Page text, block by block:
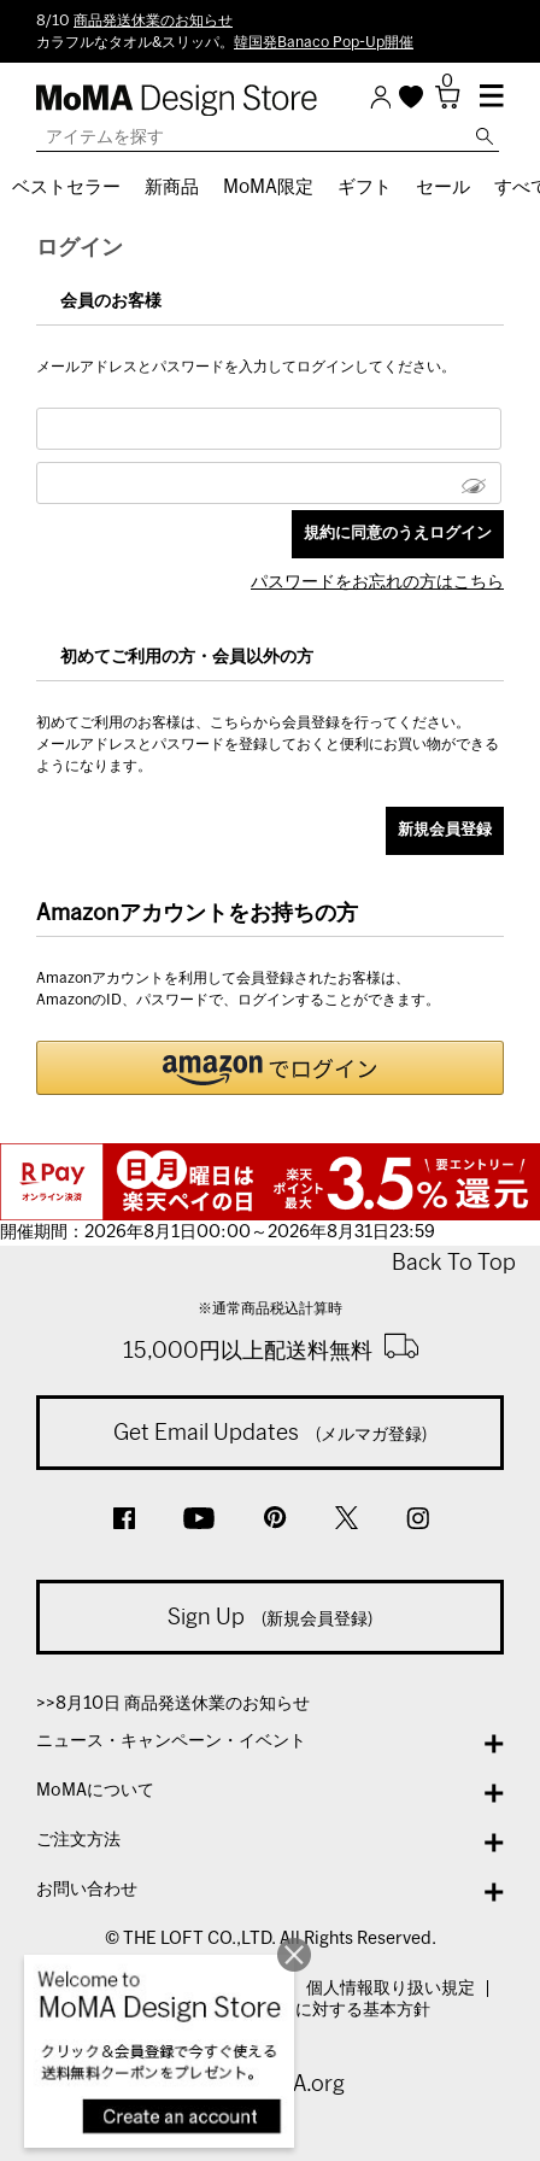
8/10 商品発送休業のお知らせ
カラフルなタオル&スリッパ。 韓国発Banaco Pop-Up開催
0
ベストセラー 新商品 MoMA限定 ギフト セール すべ
ログイン
会員のお客様
メールアドレスとパスワードを入力してログインしてください。
パスワードをお忘れの方はこちら
初めてご利用の方・会員以外の方
初めてご利用のお客様は、こちらから会員登録を行ってください。
メールアドレスとパスワードを登録しておくと便利にお買い物ができる
ようになります。
Amazonアカウントをお持ちの方
Amazonアカウントを利用して会員登録されたお客様は、
AmazonのID、パスワードで、ログインすることができます。
開催期間：2026年8月1日00:00～2026年8月31日23:59
Back To Top
※通常商品税込計算時
15,000円以上配送料無料
Get Email Updates (メルマガ登録)
Sign Up (新規会員登録)
>>8月10日 商品発送休業のお知らせ
ニュース・キャンペーン・イベント
MoMAについて
ご注文方法
お問い合わせ
© THE LOFT CO.,LTD. All Rights Reserved.
特定商取引法表示
個人情報取り扱い規定
カスタマーハラスメントに対する基本方針
Visit MoMA.org